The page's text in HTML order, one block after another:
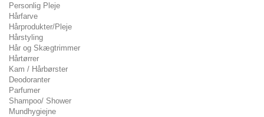
Personlig Pleje
Hårfarve
Hårprodukter/Pleje
Hårstyling
Hår og Skægtrimmer
Hårtørrer
Kam / Hårbørster
Deodoranter
Parfumer
Shampoo/ Shower
Mundhygiejne